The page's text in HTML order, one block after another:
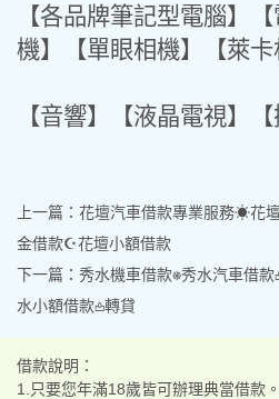
【各品牌筆記型電腦】
機】【單眼相機】【萊卡
【音響】【液晶電視】【
上一篇： 花壇汽車借款專業服務☀花
金借款☪花壇小額借款
下一篇： 秀水機車借款⎈秀水汽車借
水小額借款𖡌轉貸
借款說明：
1.只要您年滿18歲皆可辦理典當借款。